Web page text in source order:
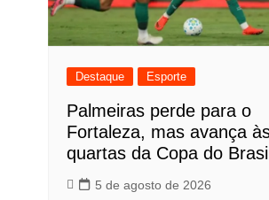
Destaque Esporte
Palmeiras perde para o
Fortaleza, mas avança
quartas da Copa do Brasil
5 de agosto de 2026